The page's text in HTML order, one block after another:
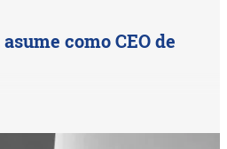
como CEO de